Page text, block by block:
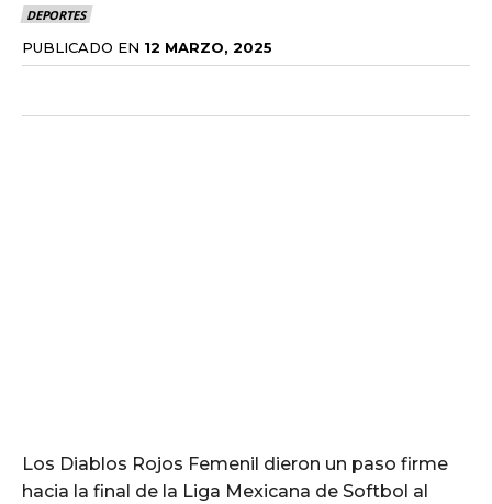
DEPORTES
PUBLICADO EN 12 MARZO, 2025
Los Diablos Rojos Femenil dieron un paso firme
hacia la final de la Liga Mexicana de Softbol al